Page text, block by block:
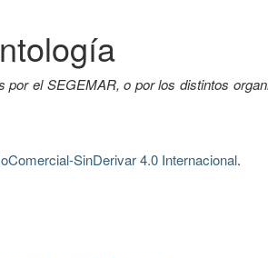
el SEGEMAR, o por los distintos
SinDerivar 4.0 Internacional.